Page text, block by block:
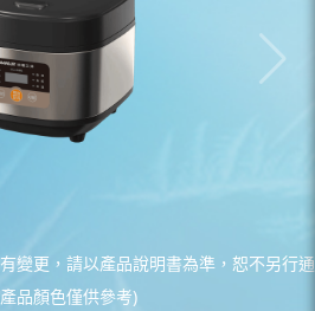
變更，請以產品說明書為準，恕不另行通
品顏色僅供參考)